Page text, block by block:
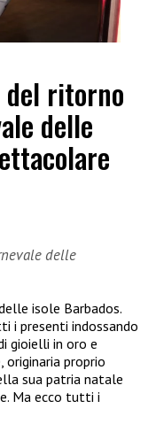
ritorno
delle
delle
isole Barbados.
i presenti indossando
gioielli in oro e
proprio
sua patria natale
Ma ecco tutti i